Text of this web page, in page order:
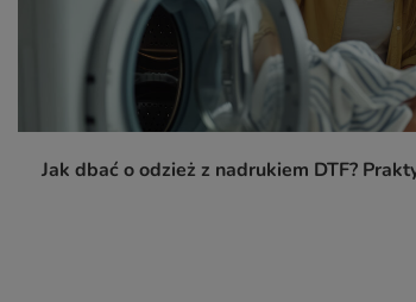
Jak dbać o odzież z nadrukiem DTF?